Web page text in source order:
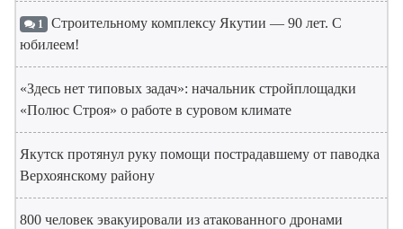
1 Строительному комплексу Якутии — 90 лет. С
юбилеем!
«Здесь нет типовых задач»: начальник стройплощадки
«Полюс Строя» о работе в суровом климате
Якутск протянул руку помощи пострадавшему от паводка
Верхоянскому району
800 человек эвакуировали из атакованного дронами